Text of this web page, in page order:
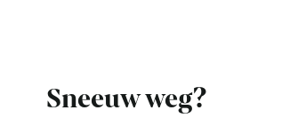
Sneeuw weg?